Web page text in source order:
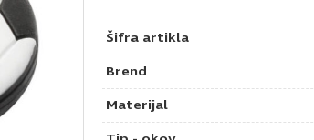
Šifra artikla
Brend
Materijal